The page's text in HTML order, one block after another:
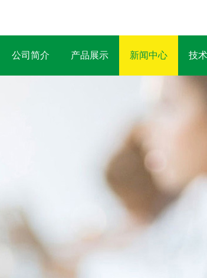
公司简介 产品展示 新闻中心 技